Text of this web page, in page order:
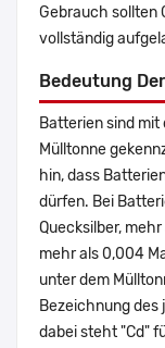
Gebrauch sollten
vollständig
Bedeutung
Batterien sind
Mülltonne
hin, dass
dürfen. Bei
Quecksilber,
mehr als 0,004
unter dem
Bezeichnung
dabei steht "Cd"